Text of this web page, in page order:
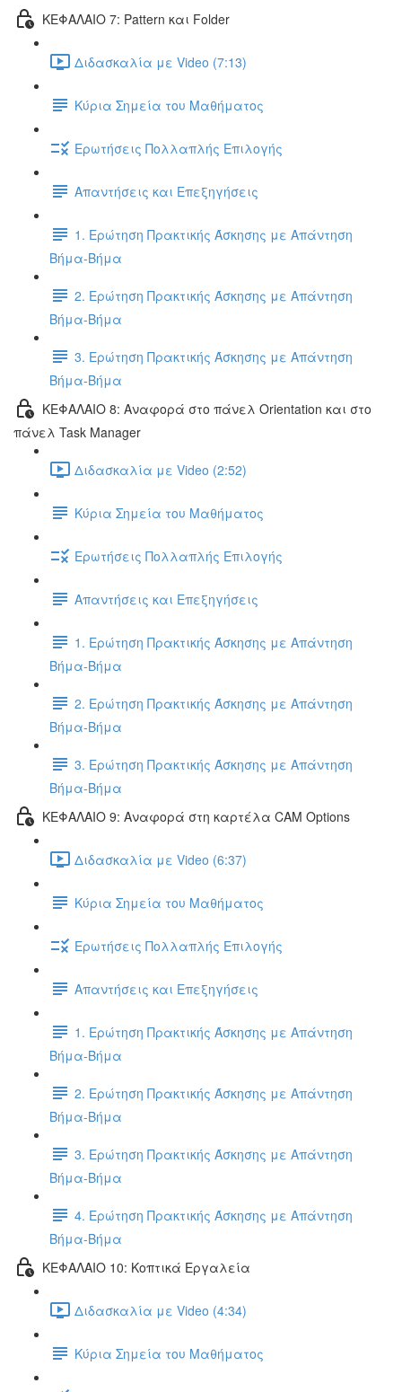
ΚΕΦΑΛΑΙΟ 7: Pattern και Folder
Διδασκαλία με Video (7:13)
Κύρια Σημεία του Μαθήματος
Ερωτήσεις Πολλαπλής Επιλογής
Απαντήσεις και Επεξηγήσεις
1. Ερώτηση Πρακτικής Άσκησης με Απάντηση
Βήμα-Βήμα
2. Ερώτηση Πρακτικής Άσκησης με Απάντηση
Βήμα-Βήμα
3. Ερώτηση Πρακτικής Άσκησης με Απάντηση
Βήμα-Βήμα
ΚΕΦΑΛΑΙΟ 8: Αναφορά στο πάνελ Orientation και στο
πάνελ Task Manager
Διδασκαλία με Video (2:52)
Κύρια Σημεία του Μαθήματος
Ερωτήσεις Πολλαπλής Επιλογής
Απαντήσεις και Επεξηγήσεις
1. Ερώτηση Πρακτικής Άσκησης με Απάντηση
Βήμα-Βήμα
2. Ερώτηση Πρακτικής Άσκησης με Απάντηση
Βήμα-Βήμα
3. Ερώτηση Πρακτικής Άσκησης με Απάντηση
Βήμα-Βήμα
ΚΕΦΑΛΑΙΟ 9: Αναφορά στη καρτέλα CAM Options
Διδασκαλία με Video (6:37)
Κύρια Σημεία του Μαθήματος
Ερωτήσεις Πολλαπλής Επιλογής
Απαντήσεις και Επεξηγήσεις
1. Ερώτηση Πρακτικής Άσκησης με Απάντηση
Βήμα-Βήμα
2. Ερώτηση Πρακτικής Άσκησης με Απάντηση
Βήμα-Βήμα
3. Ερώτηση Πρακτικής Άσκησης με Απάντηση
Βήμα-Βήμα
4. Ερώτηση Πρακτικής Άσκησης με Απάντηση
Βήμα-Βήμα
ΚΕΦΑΛΑΙΟ 10: Κοπτικά Εργαλεία
Διδασκαλία με Video (4:34)
Κύρια Σημεία του Μαθήματος